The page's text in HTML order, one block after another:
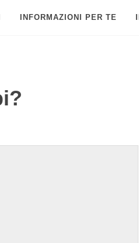
INFORMAZIONI PER TE